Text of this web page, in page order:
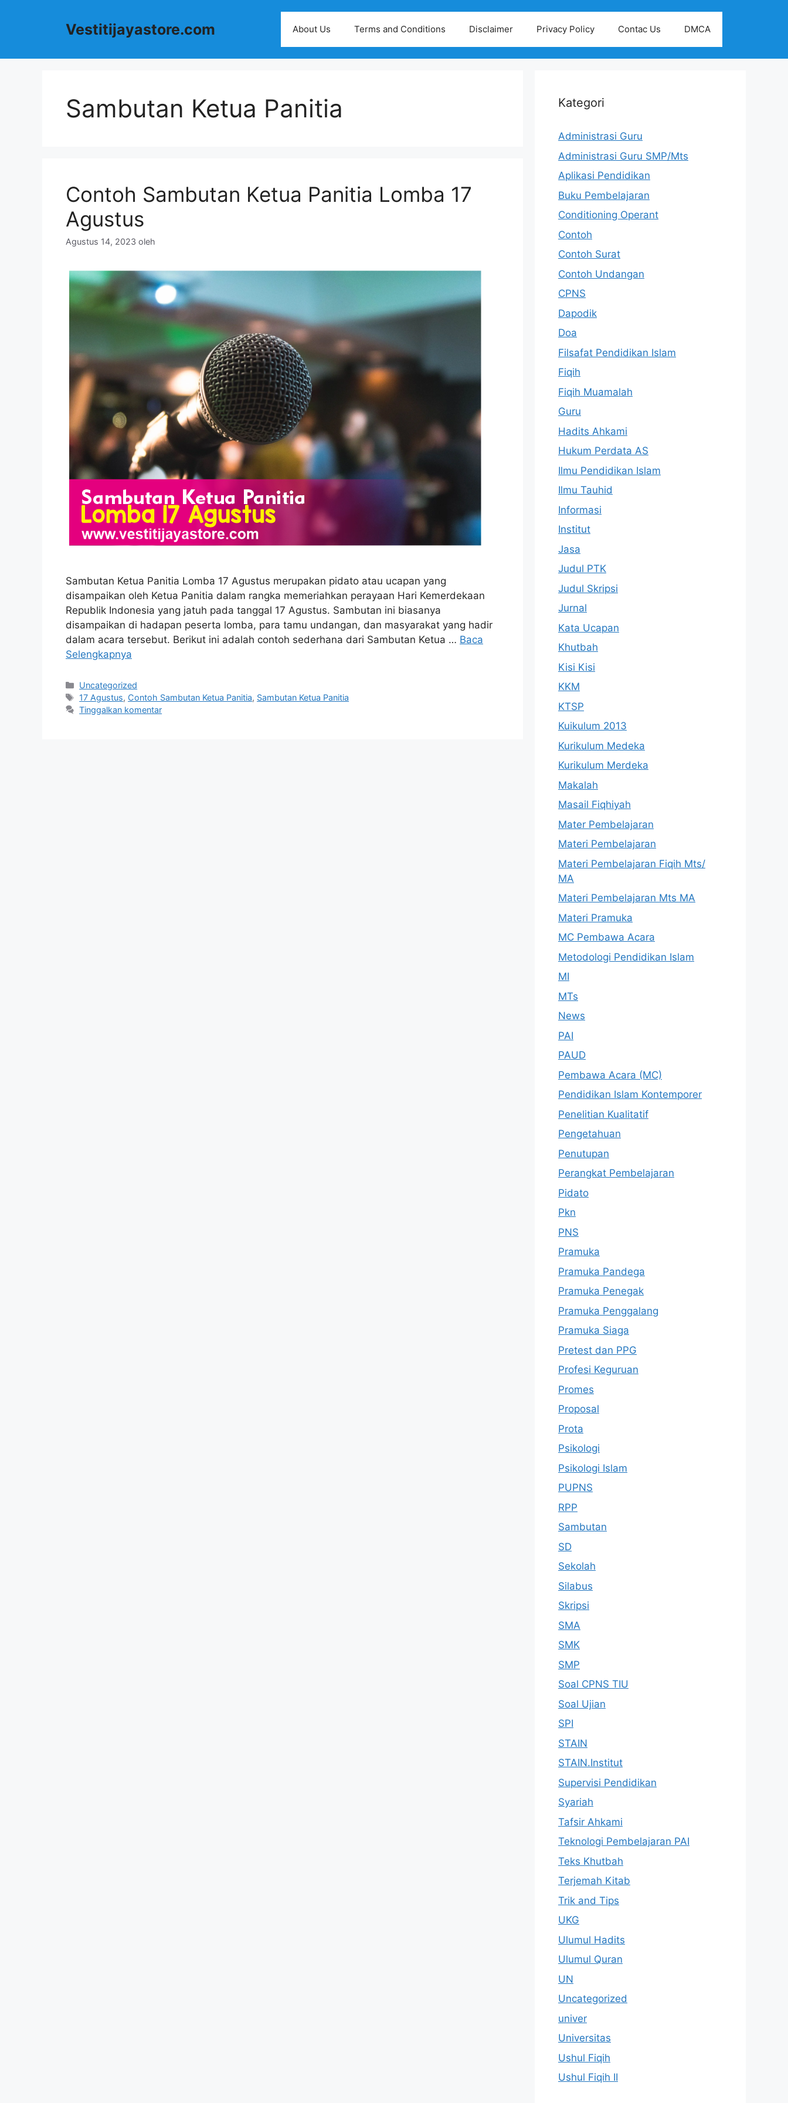
Vestitijayastore.com About Us Terms and Conditions Disclaimer Privacy Policy Contac Us DMCA
Sambutan Ketua Panitia
Contoh Sambutan Ketua Panitia Lomba 17
Agustus
Agustus 14, 2023 oleh
Sambutan Ketua Panitia Lomba 17 Agustus merupakan pidato atau ucapan yang
disampaikan oleh Ketua Panitia dalam rangka memeriahkan perayaan Hari Kemerdekaan
Republik Indonesia yang jatuh pada tanggal 17 Agustus. Sambutan ini biasanya
disampaikan di hadapan peserta lomba, para tamu undangan, dan masyarakat yang hadir
dalam acara tersebut. Berikut ini adalah contoh sederhana dari Sambutan Ketua … Baca
Selengkapnya
Kategori
Uncategorized
Tag
17 Agustus, Contoh Sambutan Ketua Panitia, Sambutan Ketua Panitia
Tinggalkan komentar
Kategori
Administrasi Guru
Administrasi Guru SMP/Mts
Aplikasi Pendidikan
Buku Pembelajaran
Conditioning Operant
Contoh
Contoh Surat
Contoh Undangan
CPNS
Dapodik
Doa
Filsafat Pendidikan Islam
Fiqih
Fiqih Muamalah
Guru
Hadits Ahkami
Hukum Perdata AS
Ilmu Pendidikan Islam
Ilmu Tauhid
Informasi
Institut
Jasa
Judul PTK
Judul Skripsi
Jurnal
Kata Ucapan
Khutbah
Kisi Kisi
KKM
KTSP
Kuikulum 2013
Kurikulum Medeka
Kurikulum Merdeka
Makalah
Masail Fiqhiyah
Mater Pembelajaran
Materi Pembelajaran
Materi Pembelajaran Fiqih Mts/
MA
Materi Pembelajaran Mts MA
Materi Pramuka
MC Pembawa Acara
Metodologi Pendidikan Islam
MI
MTs
News
PAI
PAUD
Pembawa Acara (MC)
Pendidikan Islam Kontemporer
Penelitian Kualitatif
Pengetahuan
Penutupan
Perangkat Pembelajaran
Pidato
Pkn
PNS
Pramuka
Pramuka Pandega
Pramuka Penegak
Pramuka Penggalang
Pramuka Siaga
Pretest dan PPG
Profesi Keguruan
Promes
Proposal
Prota
Psikologi
Psikologi Islam
PUPNS
RPP
Sambutan
SD
Sekolah
Silabus
Skripsi
SMA
SMK
SMP
Soal CPNS TIU
Soal Ujian
SPI
STAIN
STAIN.Institut
Supervisi Pendidikan
Syariah
Tafsir Ahkami
Teknologi Pembelajaran PAI
Teks Khutbah
Terjemah Kitab
Trik and Tips
UKG
Ulumul Hadits
Ulumul Quran
UN
Uncategorized
univer
Universitas
Ushul Fiqih
Ushul Fiqih II